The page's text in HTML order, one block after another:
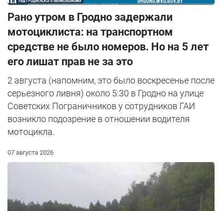
Рано утром в Гродно задержали
мотоциклиста: на транспортном
средстве не было номеров. Но на 5 лет
его лишат прав не за это
2 августа (напомним, это было воскресенье после
серьезного ливня) около 5:30 в Гродно на улице
Советских Пограничников у сотрудников ГАИ
возникло подозрение в отношении водителя
мотоцикла.
07 августа 2026